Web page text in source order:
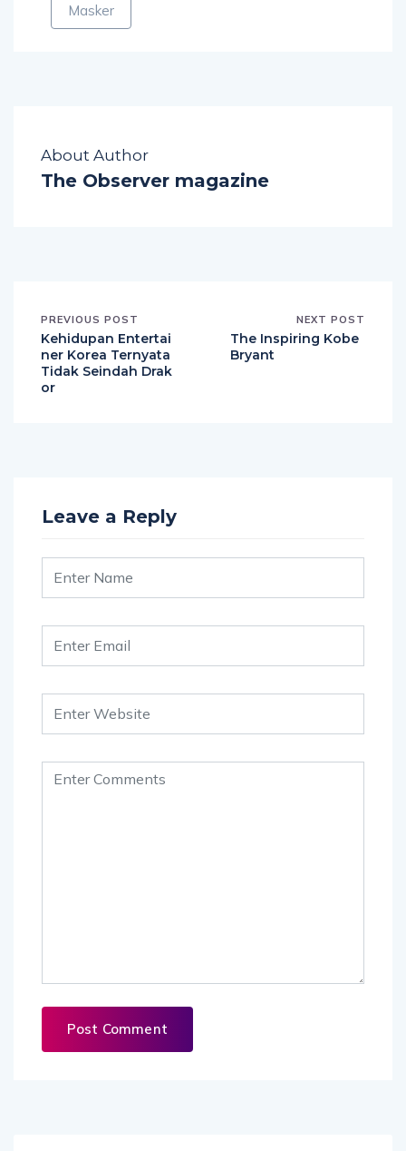
Masker
About Author
The Observer magazine
PREVIOUS POST
Kehidupan Entertai
ner Korea Ternyata
Tidak Seindah Drak
or
NEXT POST
The Inspiring Kobe
Bryant
Leave a Reply